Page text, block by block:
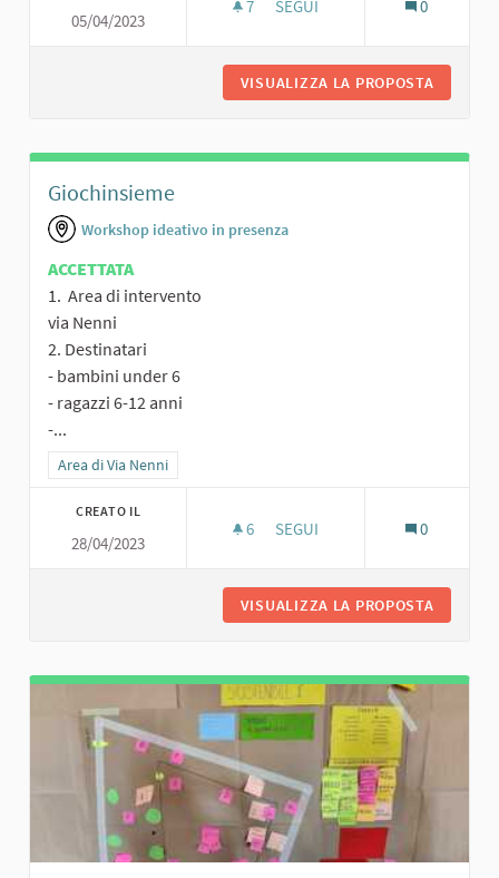
05/04/2023
7 7 SOSTENITORI
SEGUI 0
VISUALIZZA LA PROPOSTA
Giochinsieme
Workshop ideativo in presenza
ACCETTATA
1. Area di intervento
via Nenni
2. Destinatari
- bambini under 6
- ragazzi 6-12 anni
-...
Filtra i risultati per categoria: Area di Via Nenni
Area di Via Nenni
CREATO IL
28/04/2023
6 6 SOSTENITORI
SEGUI 0
VISUALIZZA LA PROPOSTA